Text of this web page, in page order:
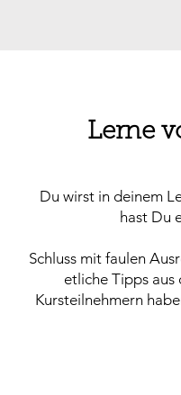
Lerne
Du wirst in deinem
hast Du
Schluss mit faulen
etliche Tipps
Kursteilnehmern